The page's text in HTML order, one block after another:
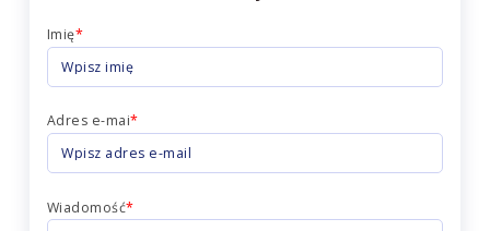
Imię*
Adres e-mai*
Wiadomość*